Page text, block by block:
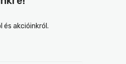
és akcióinkról.